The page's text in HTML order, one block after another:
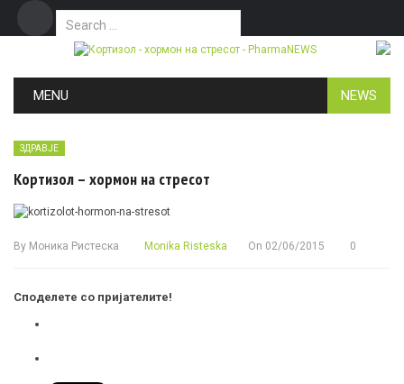
Search for:
MENU NEWS
ЗДРАВЈЕ
Кортизол – хормон на стресот
By Моника Ристеска Monika Risteska On 02/06/2015 0
Споделете со пријателите!